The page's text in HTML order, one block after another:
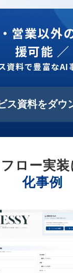
営業以外
援可能 ／
資料で豊富なAI
ス資料をダウ
ロー実装
化事例